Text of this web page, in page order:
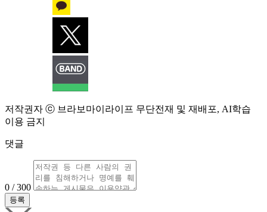
저작권자 ⓒ 브라보마이라이프 무단전재 및 재배포, AI학습
이용 금지
댓글
0 / 300